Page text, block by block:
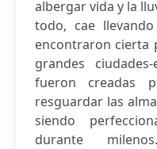
albergar vida y la
todo, cae
encontraron cierta
grandes
fueron creadas
resguardar las
siendo
durante